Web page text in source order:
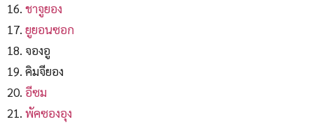
ชาจูยอง
ยูยอนซอก
จองอู
คิมจียอง
อีซม
พัคซองอุง